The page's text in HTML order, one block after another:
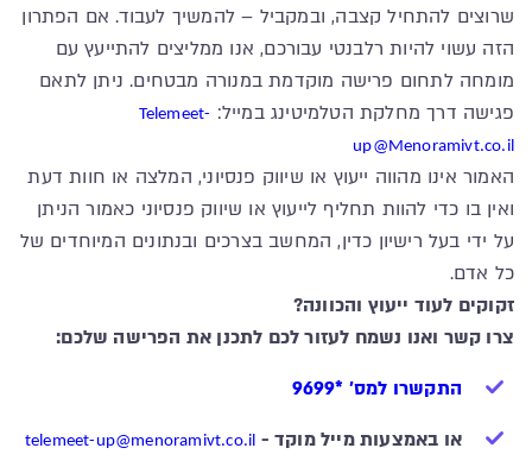
שרוצים להתחיל קצבה, ובמקביל – להמשיך לעבוד. אם הפתרון
הזה עשוי להיות רלבנטי עבורכם, אנו ממליצים להתייעץ עם
מומחה לתחום פרישה מוקדמת במנורה מבטחים. ניתן לתאם
פגישה דרך מחלקת הטלמיטינג במייל: Telemeet-
up@Menoramivt.co.il
האמור אינו מהווה ייעוץ או שיווק פנסיוני, המלצה או חוות דעת
ואין בו כדי להוות תחליף לייעוץ או שיווק פנסיוני כאמור הניתן
על ידי בעל רישיון כדין, המחשב בצרכים ובנתונים המיוחדים של
כל אדם.
זקוקים לעוד ייעוץ והכוונה?
צרו קשר ואנו נשמח לעזור לכם לתכנן את הפרישה שלכם:
התקשרו למס' *9699
או באמצעות מייל מוקד - telemeet-up@menoramivt.co.il